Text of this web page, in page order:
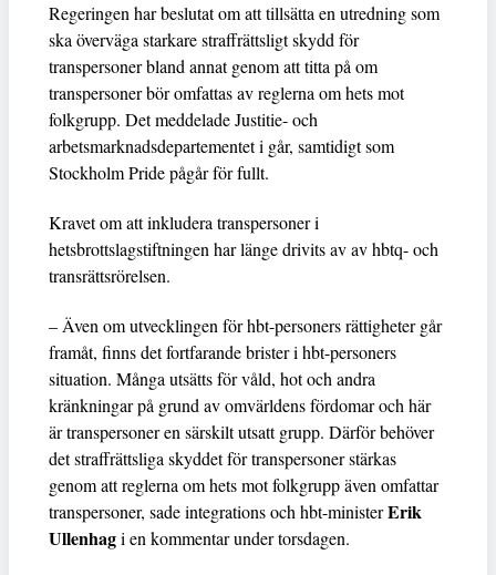
Regeringen har beslutat om att tillsätta en utredning som
ska överväga starkare straffrättsligt skydd för
transpersoner bland annat genom att titta på om
transpersoner bör omfattas av reglerna om hets mot
folkgrupp. Det meddelade Justitie- och
arbetsmarknadsdepartementet i går, samtidigt som
Stockholm Pride pågår för fullt.
Kravet om att inkludera transpersoner i
hetsbrottslagstiftningen har länge drivits av av hbtq- och
transrättsrörelsen.
– Även om utvecklingen för hbt-personers rättigheter går
framåt, finns det fortfarande brister i hbt-personers
situation. Många utsätts för våld, hot och andra
kränkningar på grund av omvärldens fördomar och här
är transpersoner en särskilt utsatt grupp. Därför behöver
det straffrättsliga skyddet för transpersoner stärkas
genom att reglerna om hets mot folkgrupp även omfattar
transpersoner, sade integrations och hbt-ministerErik
Ullenhagi en kommentar under torsdagen.